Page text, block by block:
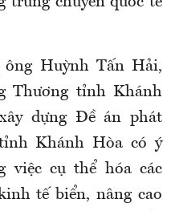
Huỳnh Tấn Hải,
Thương tỉnh Khánh
dựng Đề án phát
Khánh Hòa có ý
việc cụ thể hóa các
tế biển, nâng cao